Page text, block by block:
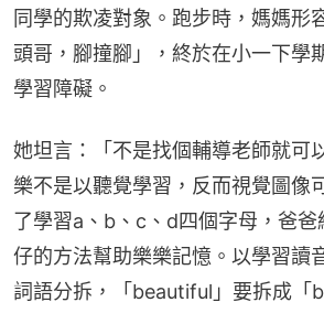
同學的欺凌對象。跑步時，媽媽形
頭哥，腳撞腳」，終於在小一下學
學習障礙。
她坦言：「不是找個輔導老師就可
樂不是以聽覺學習，反而視覺圖像
了學習a、b、c、d四個字母，爸爸
仔的方法幫助樂樂記憶。以學習讀
詞語分拆，「beautiful」要拆成「